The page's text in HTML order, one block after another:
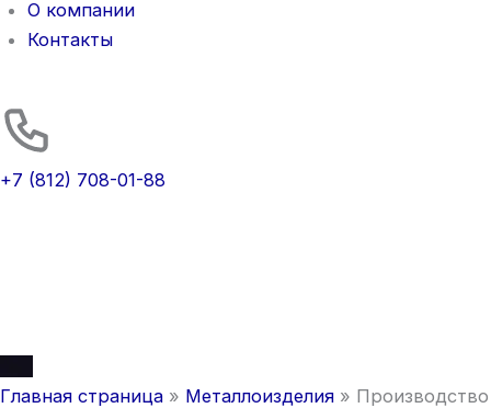
О компании
Контакты
+7 (812) 708-01-88
Главная страница » Металлоизделия » Производство